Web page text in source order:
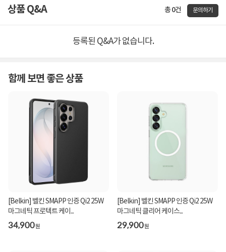
상품 Q&A 총 0건 문의하기
등록된 Q&A가 없습니다.
함께 보면 좋은 상품
[Belkin] 벨킨 SMAPP 인증 Qi2 25W
마그네틱 프로텍트 케이...
34,900원
[Belkin] 벨킨 SMAPP 인증 Qi2 25W
마그네틱 클리어 케이스...
29,900원